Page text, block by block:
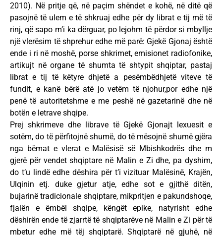
2010). Në pritje që, në paçim shëndet e kohë, në ditë që
pasojnë të ulem e të shkruaj edhe për dy librat e tij më të
rinj, që sapo m’i ka dërguar, po lejohm të përdor si mbyllje
një vlerësim të shprehur edhe më parë: Gjekë Gjonaj është
ende i ri në moshë, porse shkrimet, emisionet radiofonike,
artikujt në organe të shumta të shtypit shqiptar, pastaj
librat e tij të këtyre dhjetë a pesëmbëdhjetë viteve të
fundit, e kanë bërë atë jo vetëm të njohur,por edhe një
penë të autoritetshme e me peshë në gazetarinë dhe në
botën e letrave shqipe.
Prej shkrimeve dhe librave të Gjekë Gjonajt lexuesit e
sotëm, do të përfitojnë shumë, do të mësojnë shumë gjëra
nga bëmat e vlerat e Malësisë së Mbishkodrës dhe m
gjerë për vendet shqiptare në Malin e Zi dhe, pa dyshim,
do t’u lindë edhe dëshira për t’i vizituar Malësinë, Krajën,
Ulqinin etj. duke gjetur atje, edhe sot e gjithë ditën,
bujarinë tradicionale shqiptare, mikpritjen e pakundshoqe,
fjalën e ëmbël shqipe, këngët epike, natyrisht edhe
dëshirën ende të zjarrtë të shqiptarëve në Malin e Zi për të
mbetur edhe më tëj shqiptarë. Shqiptarë në gjuhë, në